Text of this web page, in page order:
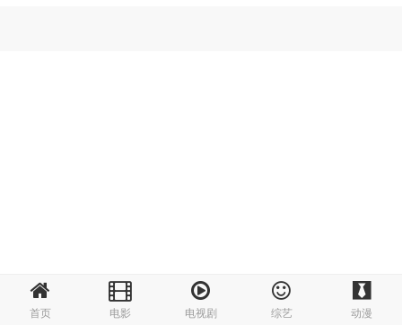
首页 电影 电视剧 综艺 动漫